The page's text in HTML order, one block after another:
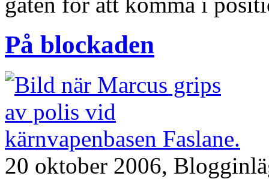
På blockaden
20 oktober 2006,